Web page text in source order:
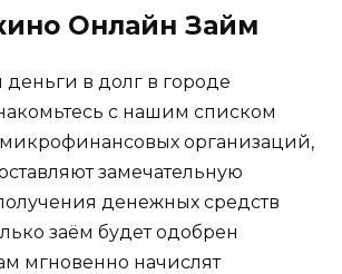
Онлайн Займ
в долг в городе
с нашим списком
организаций,
замечательную
денежных средств
заём будет одобрен
мгновенно начислят